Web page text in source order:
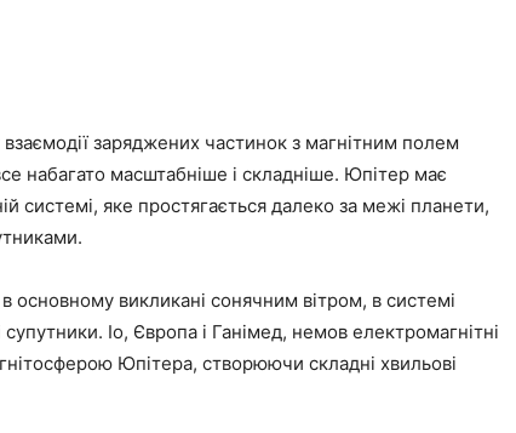
заряджених частинок з магнітним полем
набагато масштабніше і складніше. Юпітер має
системі, яке простягається далеко за межі планети,
основному викликані сонячним вітром, в системі
Іо, Європа і Ганімед, немов електромагнітні
Юпітера, створюючи складні хвильові